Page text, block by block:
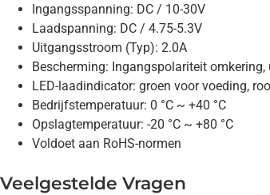
Ingangsspanning: DC / 10-30V
Laadspanning: DC / 4.75-5.3V
Uitgangsstroom (Typ): 2.0A
Bescherming: Ingangspolariteit
LED-laadindicator: groen voor voeding,
Bedrijfstemperatuur: 0 °C ~ +40 °C
Opslagtemperatuur: -20 °C ~ +80 °C
Voldoet aan RoHS-normen
Veelgestelde Vragen